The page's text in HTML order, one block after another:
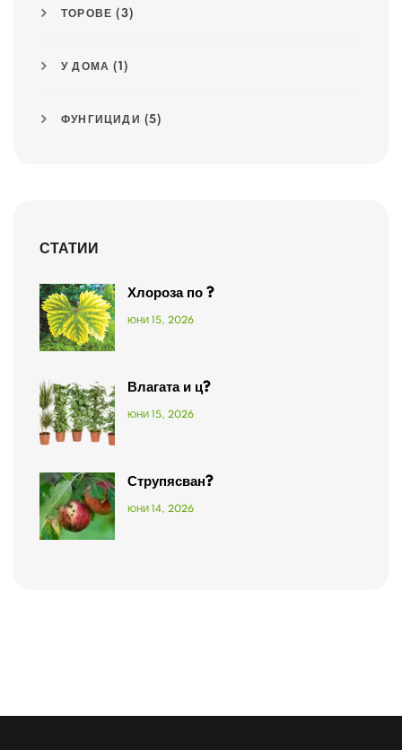
ТОРОВЕ (3)
У ДОМА (1)
ФУНГИЦИДИ (5)
СТАТИИ
Хлороза по ?
ЮНИ 15, 2026
Влагата и ц?
ЮНИ 15, 2026
Струпясван?
ЮНИ 14, 2026